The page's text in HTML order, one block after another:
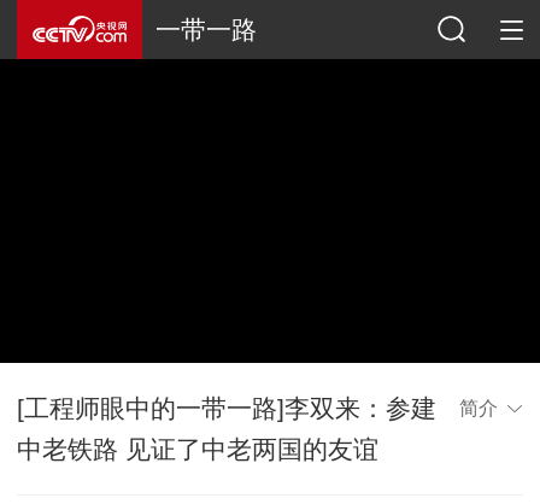
一带一路
[工程师眼中的一带一路]李双来：参建
中老铁路 见证了中老两国的友谊
简介